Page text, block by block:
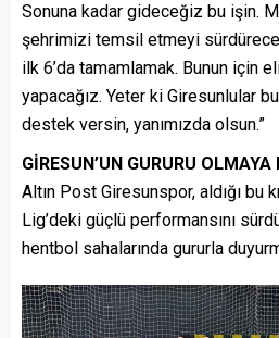
Sonuna kadar gideceğiz bu işin.
şehrimizi temsil etmeyi
ilk 6’da tamamlamak. Bunun için
yapacağız. Yeter ki Giresunlular
destek versin, yanımızda olsun.”
GİRESUN’UN GURURU
Altın Post Giresunspor, aldığı
Lig’deki güçlü performansını
hentbol sahalarında gururla